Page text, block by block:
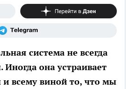
система не всегда
Иногда она устраивает
и всему виной то, что мы